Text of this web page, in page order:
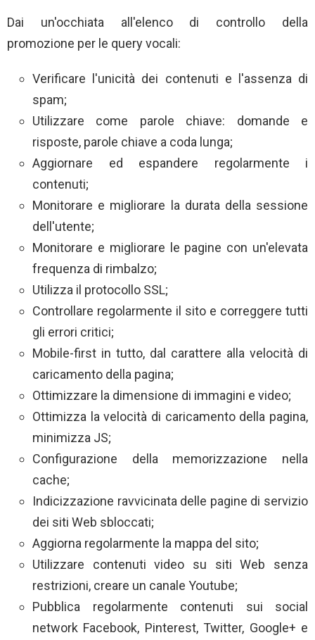
Dai un'occhiata all'elenco di controllo della
promozione per le query vocali:
Verificare l'unicità dei contenuti e l'assenza di
spam;
Utilizzare come parole chiave: domande e
risposte, parole chiave a coda lunga;
Aggiornare ed espandere regolarmente i
contenuti;
Monitorare e migliorare la durata della sessione
dell'utente;
Monitorare e migliorare le pagine con un'elevata
frequenza di rimbalzo;
Utilizza il protocollo SSL;
Controllare regolarmente il sito e correggere tutti
gli errori critici;
Mobile-first in tutto, dal carattere alla velocità di
caricamento della pagina;
Ottimizzare la dimensione di immagini e video;
Ottimizza la velocità di caricamento della pagina,
minimizza JS;
Configurazione della memorizzazione nella
cache;
Indicizzazione ravvicinata delle pagine di servizio
dei siti Web sbloccati;
Aggiorna regolarmente la mappa del sito;
Utilizzare contenuti video su siti Web senza
restrizioni, creare un canale Youtube;
Pubblica regolarmente contenuti sui social
network Facebook, Pinterest, Twitter, Google+ e